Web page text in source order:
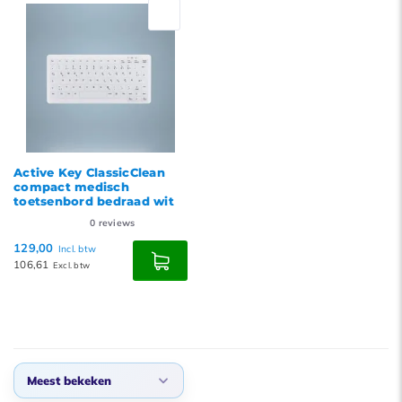
Nieuwste producten
Hoogste prijs
Active Key ClassicClean
compact medisch
toetsenbord bedraad wit
0 reviews
129,00 Incl. btw
106,61 Excl. btw
Meest bekeken